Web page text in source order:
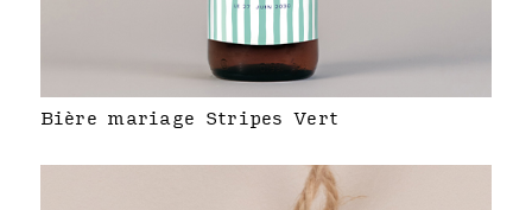
Bière mariage Stripes Vert